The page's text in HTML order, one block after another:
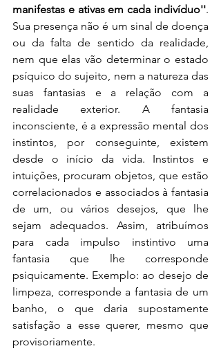
manifestas e ativas em cada indivíduo''.
Sua presença não é um sinal de doença
ou da falta de sentido da realidade,
nem que elas vão determinar o estado
psíquico do sujeito, nem a natureza das
suas fantasias e a relação com a
realidade exterior. A fantasia
inconsciente, é a expressão mental dos
instintos, por conseguinte, existem
desde o início da vida. Instintos e
intuições, procuram objetos, que estão
correlacionados e associados à fantasia
de um, ou vários desejos, que lhe
sejam adequados. Assim, atribuímos
para cada impulso instintivo uma
fantasia que lhe corresponde
psiquicamente. Exemplo: ao desejo de
limpeza, corresponde a fantasia de um
banho, o que daria supostamente
satisfação a esse querer, mesmo que
provisoriamente.